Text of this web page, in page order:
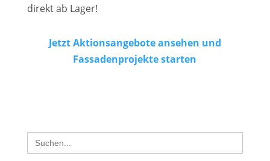
direkt ab Lager!
Jetzt Aktionsangebote ansehen und
Fassadenprojekte starten
Search
for: